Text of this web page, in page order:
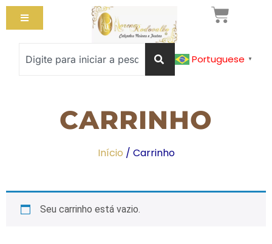
Portuguese ▼
CARRINHO
Início / Carrinho
Seu carrinho está vazio.